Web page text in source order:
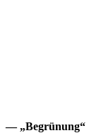
— „Begrünung“